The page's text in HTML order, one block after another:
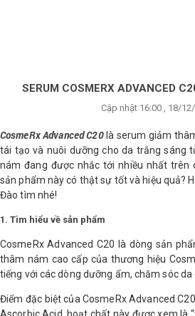
SERUM COSMERX ADVANCED
Cập nhật 16:00 , 18/
CosmeRx Advanced C20là serum giảm
tái tạo và nuôi dưỡng cho da trắng sáng
nám đang được nhắc tới nhiều nhất trên
sản phẩm này có thật sự tốt và hiệu quả?
Đào tìm nhé!
1. Tìm hiểu về sản phẩm
CosmeRx Advanced C20 là dòng sản
thâm nám cao cấp của thương hiệu
tiếng với các dòng dưỡng ẩm, chăm sóc da
Điểm đặc biệt của CosmeRx Advanced